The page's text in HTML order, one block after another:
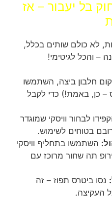
בל יעבור – אז
לא כולם שותים בכלל,
– והכל לגיטימי!
חלבון ביצה, השתמשו
– כן, באמת!) כדי לקבל
לבחור וויסקי שמוגדר
בטוחים לשימוש.
השתמשו בתחליף וויסקי
תה שחור מרוכז עם
נסו ביטרס תפוז – זה
העקיצה.